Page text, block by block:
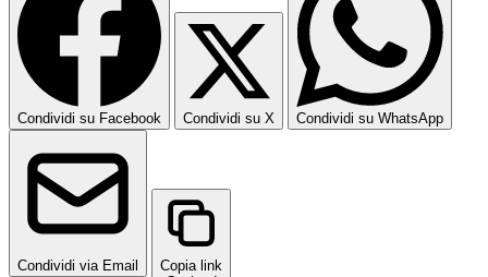
Condividi su Facebook Condividi su X Condividi su WhatsApp
Condividi via Email
Copia link